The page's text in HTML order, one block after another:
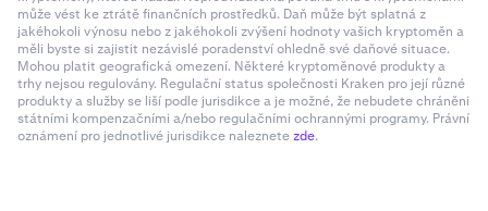
může vést ke ztrátě finančních prostředků. Daň může být splatná z
jakéhokoli výnosu nebo z jakéhokoli zvýšení hodnoty vašich kryptoměn a
měli byste si zajistit nezávislé poradenství ohledně své daňové situace.
Mohou platit geografická omezení. Některé kryptoměnové produkty a
trhy nejsou regulovány. Regulační status společnosti Kraken pro její různé
produkty a služby se liší podle jurisdikce a je možné, že nebudete chráněni
státními kompenzačními a/nebo regulačními ochrannými programy. Právní
oznámení pro jednotlivé jurisdikce naleznetezde.